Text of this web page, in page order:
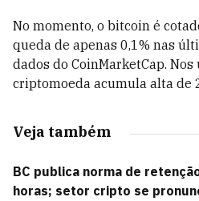
No momento, o bitcoin é
queda de apenas 0,1% nas
dados do CoinMarketCap.
criptomoeda acumula alta de
Veja também
BC publica norma de
horas; setor cripto se